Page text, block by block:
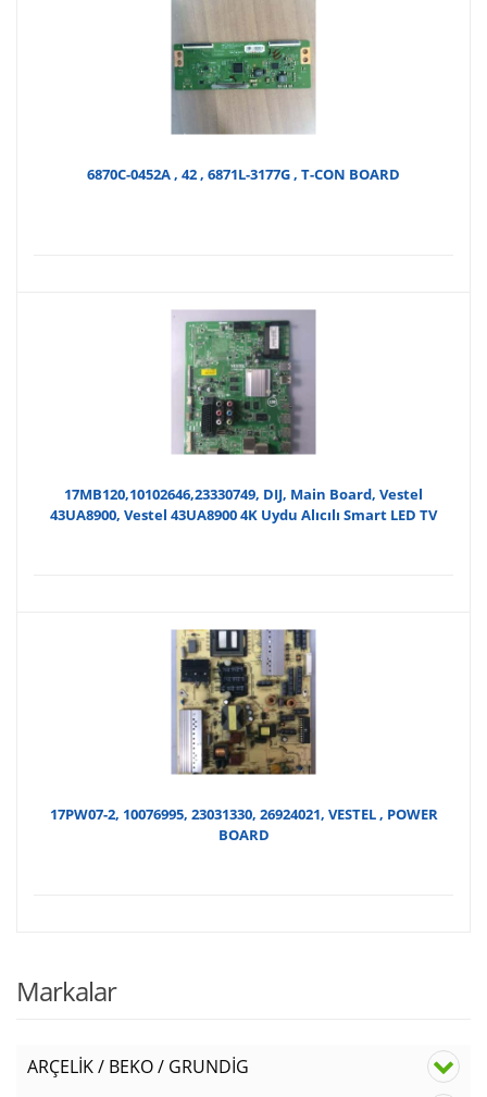
6870C-0452A , 42 , 6871L-3177G , T-CON BOARD
17MB120,10102646,23330749, DIJ, Main Board, Vestel
43UA8900, Vestel 43UA8900 4K Uydu Alıcılı Smart LED TV
17PW07-2, 10076995, 23031330, 26924021, VESTEL , POWER
BOARD
Markalar
ARÇELİK / BEKO / GRUNDİG